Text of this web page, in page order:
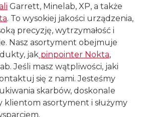
Garrett, Minelab, XP, a także
. To wysokiej jakości urządzenia,
precyzję, wytrzymałość i
Nasz asortyment obejmuje
jak pinpointer Nokta,
Jeśli masz wątpliwości, jaki
się z nami. Jesteśmy
skarbów, doskonale
klientom asortyment i służymy